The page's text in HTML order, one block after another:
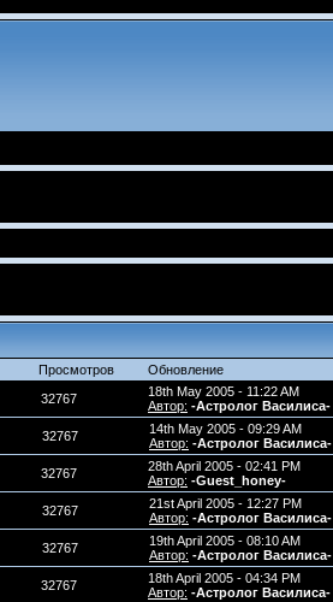
Просмотров
Обновление
32767
18th May 2005 - 11:22 AM
Автор: -Астролог Василиса-
32767
14th May 2005 - 09:29 AM
Автор: -Астролог Василиса-
32767
28th April 2005 - 02:41 PM
Автор: -Guest_honey-
32767
21st April 2005 - 12:27 PM
Автор: -Астролог Василиса-
32767
19th April 2005 - 08:10 AM
Автор: -Астролог Василиса-
32767
18th April 2005 - 04:34 PM
Автор: -Астролог Василиса-